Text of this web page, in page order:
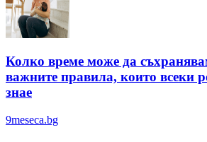
Колко време може да
важните правила, които всеки
знае
9meseca.bg